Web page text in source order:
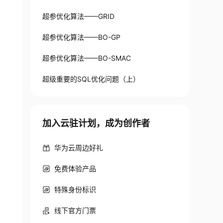
超参优化算法——GRID
超参优化算法——BO-GP
超参优化算法——BO-SMAC
超级重要的SQL优化问题（上）
加入云驻计划，成为创作者
华为云周边好礼
免费体验产品
特殊身份标识
线下官方门票